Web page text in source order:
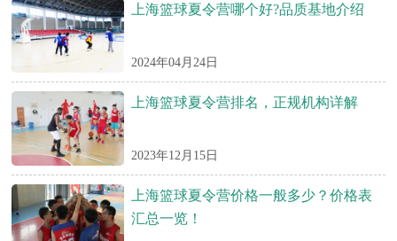
上海篮球夏令营哪个好?品质基地介绍
2024年04月24日
上海篮球夏令营排名，正规机构详解
2023年12月15日
上海篮球夏令营价格一般多少？价格表
汇总一览！